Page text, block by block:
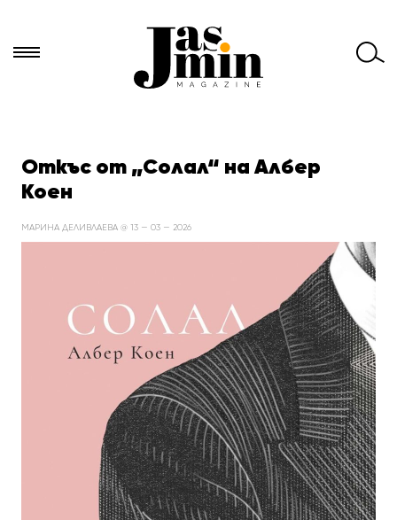
за:Откъс от „Солал“ на Албер
Коен
МАРИНА ДЕЛИВЛАЕВА @ 13 — 03 — 2026